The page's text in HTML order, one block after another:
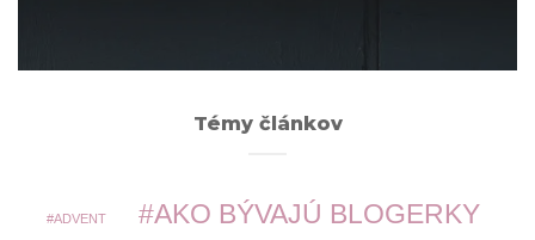
Témy článkov
ADVENT AKO BÝVAJÚ BLOGERKY